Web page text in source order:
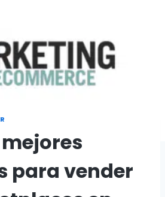
mejores
para vender